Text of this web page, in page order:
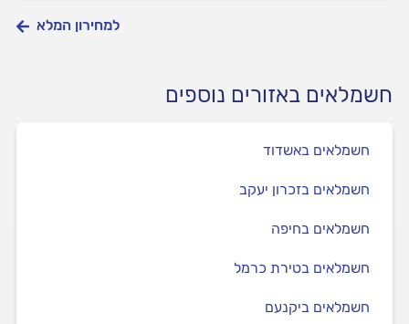
למחירון המלא
חשמלאים באזורים נוספים
חשמלאים באשדוד
חשמלאים בזכרון יעקב
חשמלאים בחיפה
חשמלאים בטירת כרמל
חשמלאים ביקנעם